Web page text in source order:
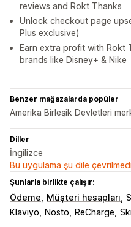
reviews and Rokt Thanks
Unlock checkout page
Plus exclusive)
Earn extra profit with Rokt
brands like Disney+ & Nike
Benzer mağazalarda popüler
Amerika Birleşik Devletleri
Diller
İngilizce
Bu uygulama şu dile
Şunlarla birlikte çalışır:
Ödeme Müşteri hesapları
Klaviyo
Nosto ReCharge